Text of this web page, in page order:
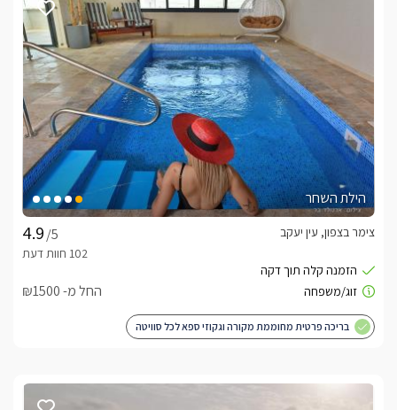
הילת השחר
/5
צימר בצפון, עין יעקב
החל מ- ₪1500
בריכה פרטית מחוממת מקורה וגקוזי ספא לכל סוויטה